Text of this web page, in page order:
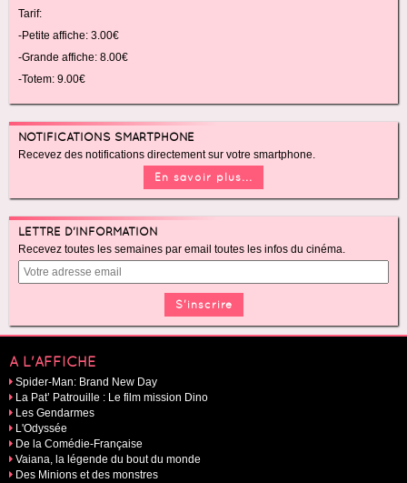
Tarif:
-Petite affiche: 3.00€
-Grande affiche: 8.00€
-Totem: 9.00€
NOTIFICATIONS SMARTPHONE
Recevez des notifications directement sur votre smartphone.
En savoir plus...
LETTRE D'INFORMATION
Recevez toutes les semaines par email toutes les infos du cinéma.
A L'AFFICHE
Spider-Man: Brand New Day
La Pat’ Patrouille : Le film mission Dino
Les Gendarmes
L'Odyssée
De la Comédie-Française
Vaiana, la légende du bout du monde
Des Minions et des monstres